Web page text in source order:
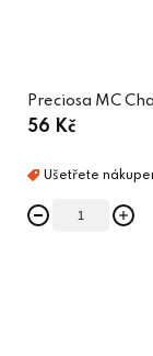
Preciosa MC
56 Kč